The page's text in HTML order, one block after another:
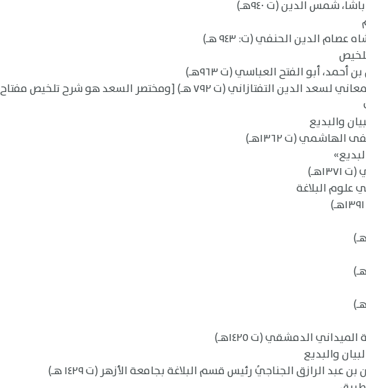
شمس الدين (ت ٩٤٠هـ)
الدين الحنفي (ت: ٩٤٣ هـ)
أبو الفتح العباسي (ت ٩٦٣هـ)
(ت ١٣٦٢هـ)
الدمشقي (ت ١٤٢٥هـ)
الرازق الجناجيُ رئيس قسم البلاغة بجامعة الأزهر (ت ١٤٢٩ هـ)